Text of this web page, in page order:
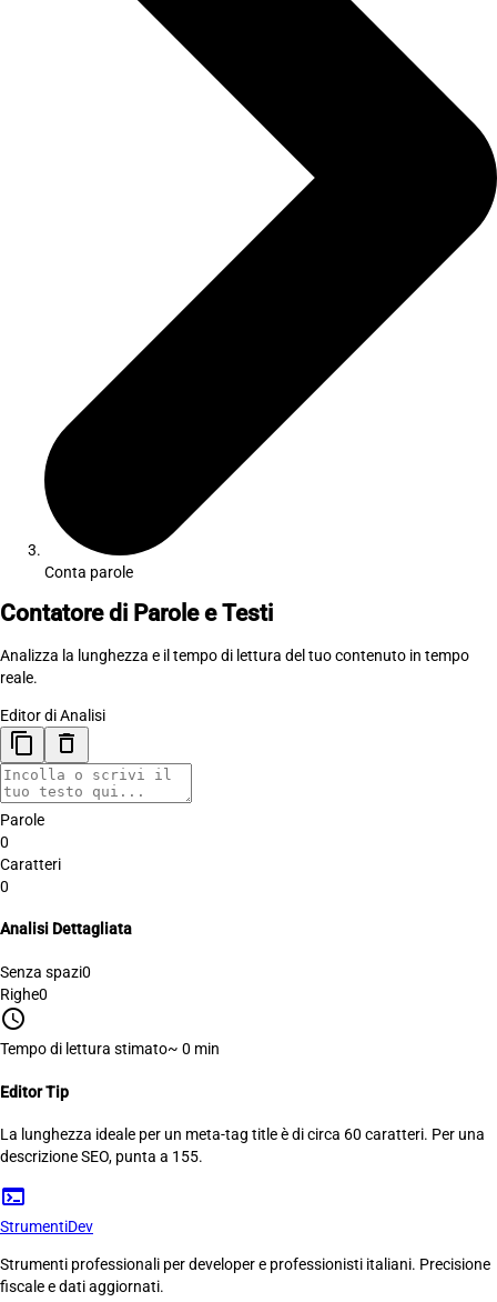
Conta parole
Contatore di Parole e Testi
Analizza la lunghezza e il tempo di lettura del tuo contenuto in tempo
reale.
Editor di Analisi
content_copy delete_outline
Parole
0
Caratteri
0
Analisi Dettagliata
Senza spazi0
Righe0
schedule
Tempo di lettura stimato~ 0 min
Editor Tip
La lunghezza ideale per un meta-tag title è di circa 60 caratteri. Per una
descrizione SEO, punta a 155.
terminal
StrumentiDev
Strumenti professionali per developer e professionisti italiani. Precisione
fiscale e dati aggiornati.